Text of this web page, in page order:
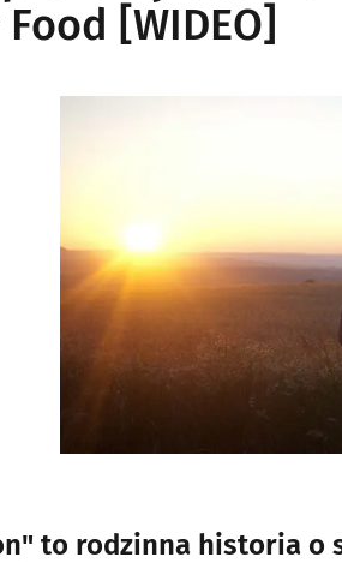
[WIDEO]
to rodzinna historia o